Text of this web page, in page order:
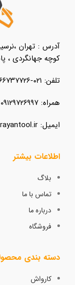
آدرس : تهران
کوچه جهانگردی ، پاساژ
تلفن: ۰۲۱-۶۶۷۳۷۷۲۶
همراه: ۰۹۱۲۹۷۲۶۹۹۷
ایمیل: info@rayantool.ir
اطلاعات بیشتر
بلاگ
تماس با ما
درباره ما
فروشگاه
دسته بندی
کارواش